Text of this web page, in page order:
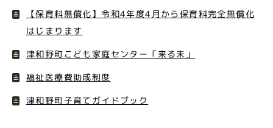
【保育料無償化】令和4年度4月から保育料完全無償化
はじまります
津和野町こども家庭センター「来る未」
福祉医療費助成制度
津和野町子育てガイドブック